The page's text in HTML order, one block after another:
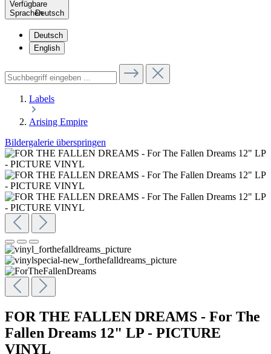
Deutsch
Deutsch
English
Labels
Arising Empire
Bildergalerie überspringen
FOR THE FALLEN DREAMS - For The
Fallen Dreams 12" LP - PICTURE
VINYL